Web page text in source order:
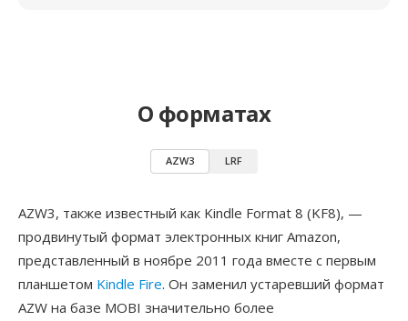
О форматах
AZW3 LRF
AZW3, также известный как Kindle Format 8 (KF8), —
продвинутый формат электронных книг Amazon,
представленный в ноябре 2011 года вместе с первым
планшетом Kindle Fire. Он заменил устаревший формат
AZW на базе MOBI значительно более